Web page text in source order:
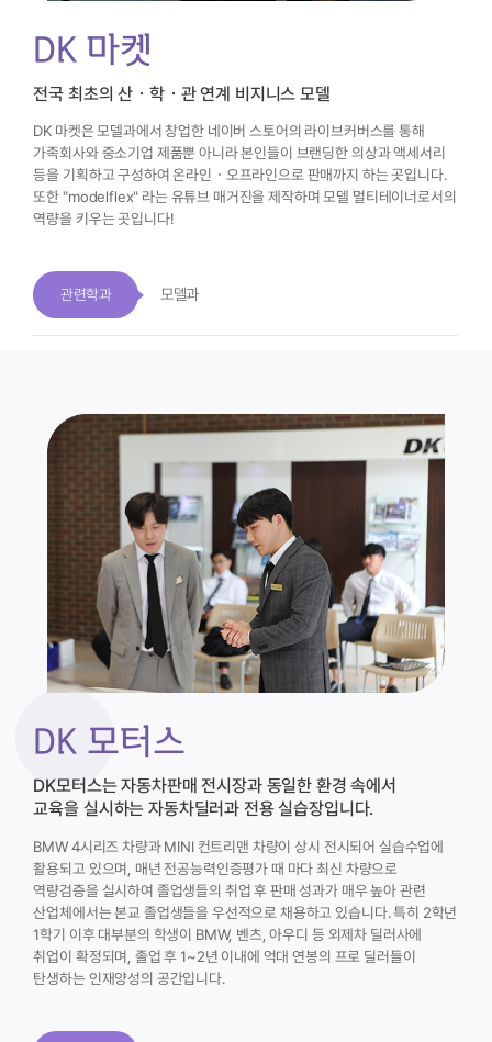
DK 마켓
전국 최초의 산ㆍ학ㆍ관 연계 비지니스 모델
DK 마켓은 모델과에서 창업한 네이버 스토어의 라이브커버스를 통해
가족회사와 중소기업 제품뿐 아니라 본인들이 브랜딩한 의상과 액세서리
등을 기획하고 구성하여 온라인ㆍ오프라인으로 판매까지 하는 곳입니다.
또한 "modelflex" 라는 유튜브 매거진을 제작하며 모델 멀티테이너로서의
역량을 키우는 곳입니다!
관련학과 모델과
DK 모터스
DK모터스는 자동차판매 전시장과 동일한 환경 속에서
교육을 실시하는 자동차딜러과 전용 실습장입니다.
BMW 4시리즈 차량과 MINI 컨트리맨 차량이 상시 전시되어 실습수업에
활용되고 있으며, 매년 전공능력인증평가 때 마다 최신 차량으로
역량검증을 실시하여 졸업생들의 취업 후 판매 성과가 매우 높아 관련
산업체에서는 본교 졸업생들을 우선적으로 채용하고 있습니다. 특히 2학년
1학기 이후 대부분의 학생이 BMW, 벤츠, 아우디 등 외제차 딜러사에
취업이 확정되며, 졸업 후 1~2년 이내에 억대 연봉의 프로 딜러들이
탄생하는 인재양성의 공간입니다.